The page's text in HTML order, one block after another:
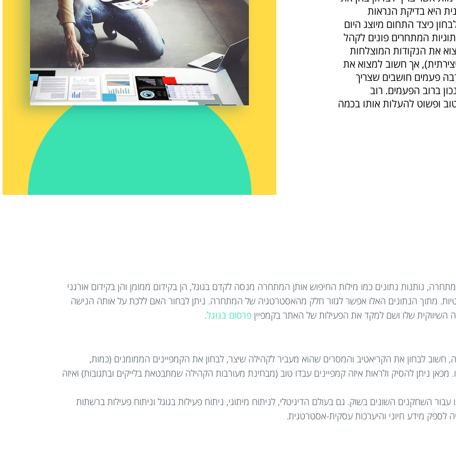
היא בדיקת הנראות
כיצד התחום מיוצג היום
המתחרים פונים לקהל
את הנקודות המוצלחות
אך חשוב למצוא את
פעמים חושבים שצריך
ברוב הפעמים. רוב
ופשוט להעלות אותו בכמה
נותנות נתונים כמו מילות החיפוש אותן המתחרה מנסה לקדם בגוגל, הן בקידום ממומן והן בקידום אורגני
מתוך הנתונים האלו אפשר לגזור חלק מהאסטרטגיה של המתחרה. ניתן לבחור האם ללכת על אותה הנישה
שלו ושם למקד את הפעילות של האתר בקמפיין פרסום בגוגל.
לבחון את הקריאטיב והמסרים שהוא מעביר לקהילה שיצר, לבחון את הקמפיינים הממומנים (כמות,
ניתן להסיק ולראות איזה קמפיינים עבדו טוב (מבחינת מעורבות הקהילה שמתבטאת בלייקים ובתגובות) ואיזה
עבור השחקנים השונים בשוק. גם בעולם הדיגיטלי, לניתוח מיתוגי, ניתוח פעילות בגוגל וניתוח פעילות ברשתות
לספק מידע חיוני והיערכות עסקית-אסטרטגית.